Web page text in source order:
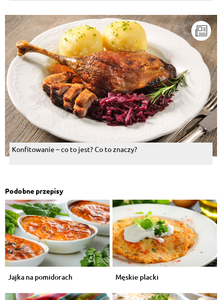
Konfitowanie – co to jest? Co to znaczy?
Podobne przepisy
Jajka na pomidorach Męskie placki